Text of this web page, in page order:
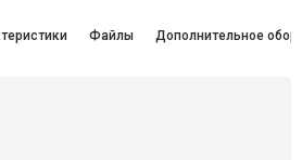
Файлы Дополнительное